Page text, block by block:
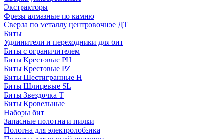
Экстракторы
Фрезы алмазные по камню
Сверла по металлу центровочное ДТ
Биты
Удлинители и переходники для бит
Биты с ограничителем
Биты Крестовые PH
Биты Крестовые PZ
Биты Шестигранные H
Биты Шлицевые SL
Биты Звездочка T
Биты Кровельные
Наборы бит
Запасные полотна и пилки
Полотна для электролобзика